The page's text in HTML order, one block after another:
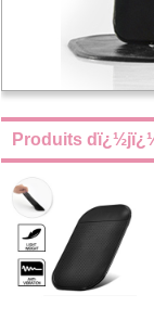
Produits